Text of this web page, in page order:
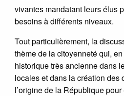
vivantes mandatant leurs élus
besoins à différents niveaux.
Tout particulièrement, la
thème de la citoyenneté qui,
historique très ancienne dans
locales et dans la création des
l’origine de la République pour